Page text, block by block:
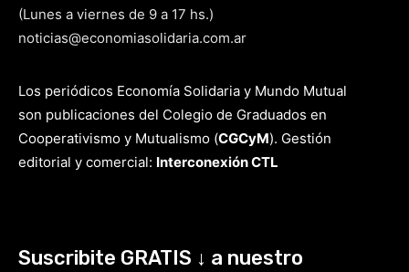
(Lunes a viernes de 9 a 17 hs.)
noticias@economiasolidaria.com.ar
Los periódicos Economía Solidaria y Mundo Mutual
son publicaciones del Colegio de Graduados en
Cooperativismo y Mutualismo (CGCyM). Gestión
editorial y comercial: Interconexión CTL
Suscribite GRATIS ↓ a nuestro